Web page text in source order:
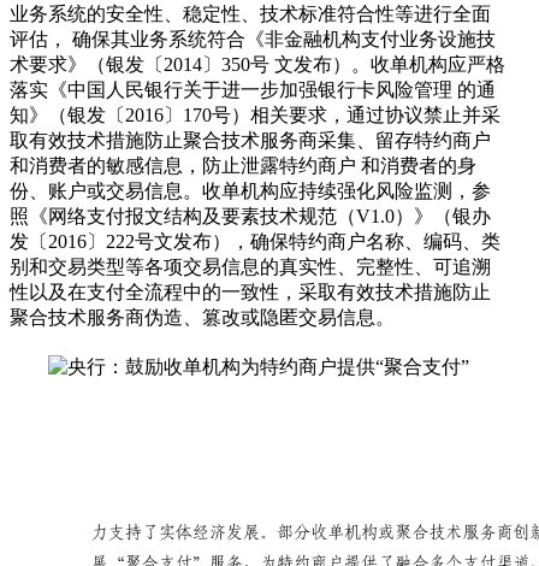
业务系统的安全性、稳定性、技术标准符合性等进行全面
评估， 确保其业务系统符合《非金融机构支付业务设施技
术要求》（银发〔2014〕350号 文发布）。收单机构应严格
落实《中国人民银行关于进一步加强银行卡风险管理 的通
知》（银发〔2016〕170号）相关要求，通过协议禁止并采
取有效技术措施防止聚合技术服务商采集、留存特约商户
和消费者的敏感信息，防止泄露特约商户 和消费者的身
份、账户或交易信息。收单机构应持续强化风险监测，参
照《网络支付报文结构及要素技术规范（V1.0）》（银办
发〔2016〕222号文发布），确保特约商户名称、编码、类
别和交易类型等各项交易信息的真实性、完整性、可追溯
性以及在支付全流程中的一致性，采取有效技术措施防止
聚合技术服务商伪造、篡改或隐匿交易信息。